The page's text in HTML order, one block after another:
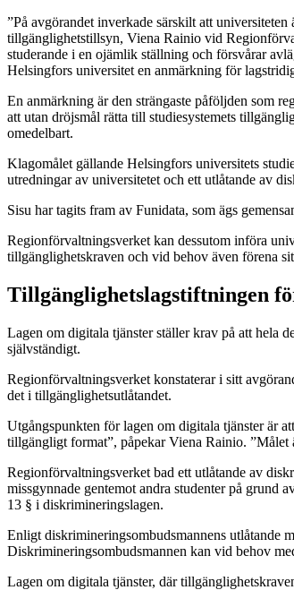
”På avgörandet inverkade särskilt att
tillgänglighetstillsyn, Viena Rainio vid
studerande i en ojämlik ställning och försvårar
Helsingfors universitet en anmärkning för
En anmärkning är den strängaste påföljden som
att utan dröjsmål rätta till studiesystemets
omedelbart.
Klagomålet gällande Helsingfors universitets
utredningar av universitetet och ett utlåtande av
Sisu har tagits fram av Funidata, som ägs
Regionförvaltningsverket kan dessutom införa
tillgänglighetskraven och vid behov även förena
Tillgänglighetslagstiftningen
Lagen om digitala tjänster ställer krav på att hela
självständigt.
Regionförvaltningsverket konstaterar i sitt
det i tillgänglighetsutlåtandet.
Utgångspunkten för lagen om digitala tjänster är
tillgängligt format”, påpekar Viena Rainio. ”Målet
Regionförvaltningsverket bad ett utlåtande av
missgynnade gentemot andra studenter på grund
13 § i diskrimineringslagen.
Enligt diskrimineringsombudsmannens utlåtande
Diskrimineringsombudsmannen kan vid behov
Lagen om digitala tjänster, där